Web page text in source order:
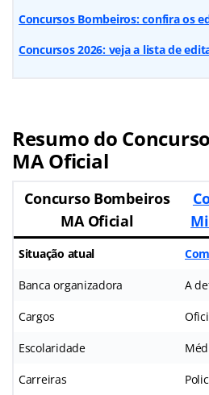
Concursos Bombeiros: confira os
Concursos 2026: veja a lista de
Resumo do
MA Oficial
Concurso Bombeiros
MA Oficial
Situação atual
Banca organizadora A
Cargos
Escolaridade
Carreiras